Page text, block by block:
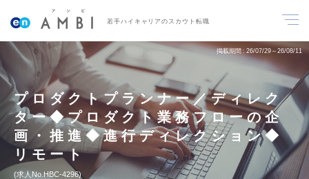
若手ハイキャリアのスカウト転職
掲載期間 26/07/29～26/08/11
プロダクトプランナー／ディレク
ター◆プロダクト業務フローの企
画・推進◆進行ディレクション◆
リモート
求人No.HBC-4296